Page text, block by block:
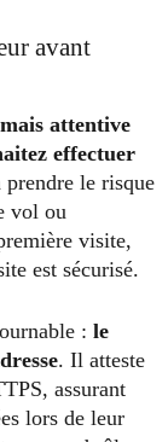
avant
attentive
effectuer
le risque
vol ou
visite,
est sécurisé.
: le
. Il atteste
assurant
lors de leur